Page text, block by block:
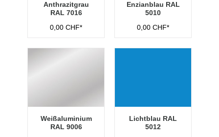
Anthrazitgrau
RAL 7016
0,00 CHF*
Enzianblau RAL
5010
0,00 CHF*
Weißaluminium
RAL 9006
Lichtblau RAL
5012